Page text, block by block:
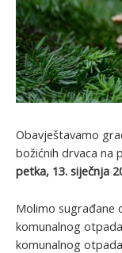
Obavještavamo
božićnih drvaca na
petka, 13. siječnja
Molimo sugrađane
komunalnog
komunalnog